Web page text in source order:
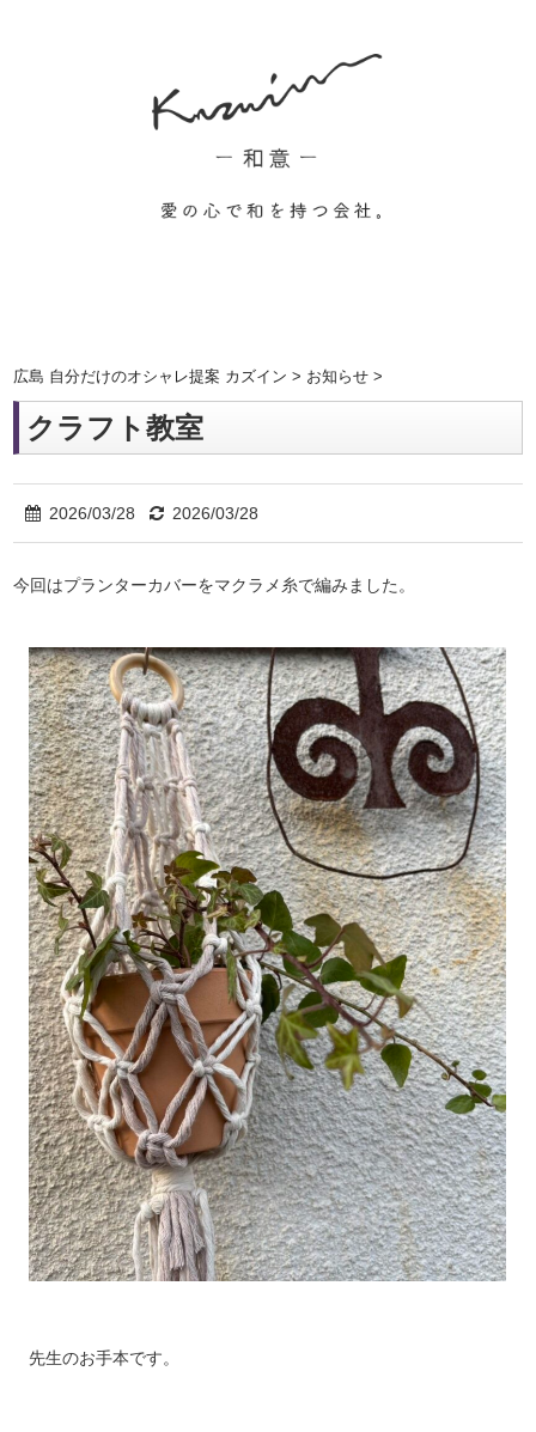
広島 自分だけのオシャレ提案 カズイン > お知らせ >
クラフト教室
2026/03/28 2026/03/28
今回はプランターカバーをマクラメ糸で編みました。
先生のお手本です。